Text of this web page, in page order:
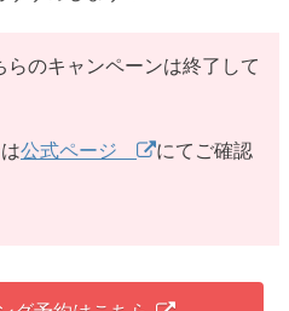
のキャンペーンは終了して
公式ページ
にてご確認